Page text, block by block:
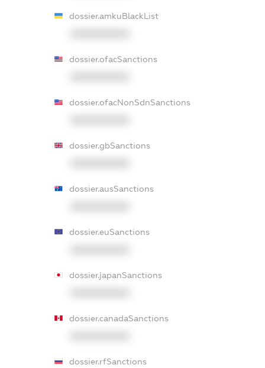
dossier.amkuBlackList
dossier.ofacSanctions
dossier.ofacNonSdnSanctions
dossier.gbSanctions
dossier.ausSanctions
dossier.euSanctions
dossier.japanSanctions
dossier.canadaSanctions
dossier.rfSanctions